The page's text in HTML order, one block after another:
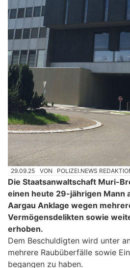
29.09.25 VON POLIZEI.NEWS
Die Staatsanwaltschaft Muri-
einen heute 29-jährigen Mann
Aargau Anklage wegen
Vermögensdelikten sowie
erhoben.
Dem Beschuldigten wird unter
mehrere Raubüberfälle sowie
begangen zu haben.